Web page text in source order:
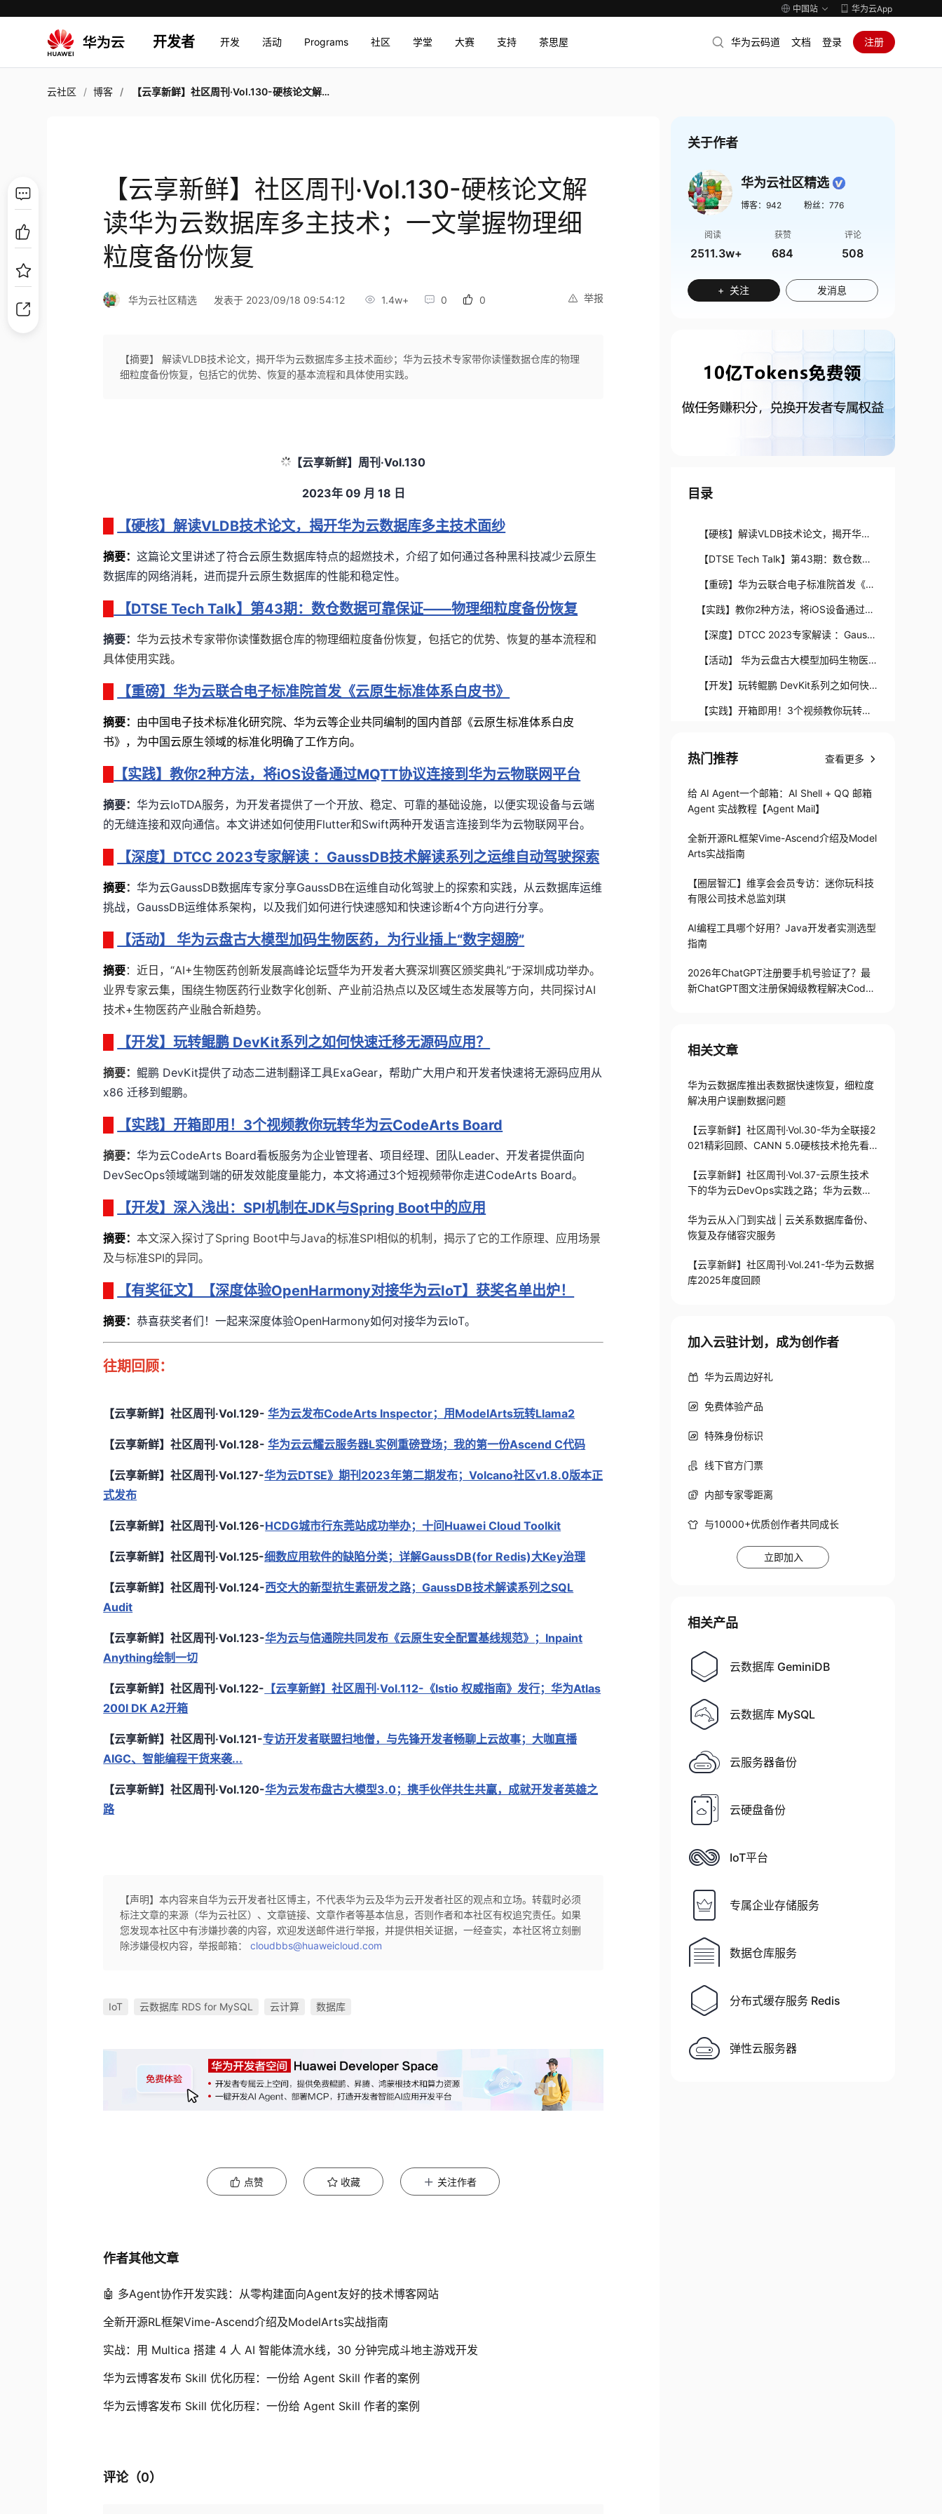
中国站 华为云App
开发者 开发 活动 Programs 社区 学堂 大赛 支持 茶思屋 华为云码道 文档 登录 注册
云社区 博客 【云享新鲜】社区周刊·Vol.130-硬核论文解读华为云数据库多主技术；一文掌握物理细粒度备份恢复
【云享新鲜】社区周刊·Vol.130-硬核论文解
读华为云数据库多主技术；一文掌握物理细
粒度备份恢复
举报
华为云社区精选 发表于 2023/09/18 09:54:12 1.4w+ 0 0
【摘要】 解读VLDB技术论文，揭开华为云数据库多主技术面纱；华为云技术专家带你读懂数据仓库的物理
细粒度备份恢复，包括它的优势、恢复的基本流程和具体使用实践。
【云享新鲜】周刊 ·Vol.130
2023年 09 月 18 日
【硬核】解读VLDB技术论文，揭开华为云数据库多主技术面纱
摘要：这篇论文里讲述了符合云原生数据库特点的超燃技术，介绍了如何通过各种黑科技减少云原生
数据库的网络消耗，进而提升云原生数据库的性能和稳定性。
【DTSE Tech Talk】第43期：数仓数据可靠保证——物理细粒度备份恢复
摘要：华为云技术专家带你读懂数据仓库的物理细粒度备份恢复，包括它的优势、恢复的基本流程和
具体使用实践。
【重磅】华为云联合电子标准院首发《云原生标准体系白皮书》
摘要： 由中国电子技术标准化研究院、华为云等企业共同编制的国内首部 《云原生标准体系白皮
书》 ，为中国云原生领域的标准化明确了工作方向。
【实践】教你2种方法，将iOS设备通过MQTT协议连接到华为云物联网平台
摘要：华为云IoTDA服务，为开发者提供了一个开放、稳定、可靠的基础设施，以便实现设备与云端
的无缝连接和双向通信。本文讲述如何使用Flutter和Swift两种开发语言连接到华为云物联网平台。
【深度】DTCC 2023专家解读 ：GaussDB技术解读系列之运维自动驾驶探索
摘要：华为云GaussDB数据库专家分享GaussDB在运维自动化驾驶上的探索和实践，从云数据库运维
挑战， GaussDB运维体系架构，以及我们如何进行快速感知和快速诊断4个方向进行分享。
【活动】 华为云盘古大模型加码生物医药，为行业插上“数字翅膀”
摘要：近日，“AI+生物医药创新发展高峰论坛暨华为开发者大赛深圳赛区颁奖典礼”于深圳成功举办。
业界专家云集，围绕生物医药行业数字化创新、产业前沿热点以及区域生态发展等方向，共同探讨AI
技术+生物医药产业融合新趋势。
【开发】玩转鲲鹏 DevKit系列之如何快速迁移无源码应用？
摘要：鲲鹏 DevKit提供了动态二进制翻译工具ExaGear，帮助广大用户和开发者快速将无源码应用从
x86 迁移到鲲鹏。
【实践】开箱即用！3个视频教你玩转华为云CodeArts Board
摘要：华为云CodeArts Board看板服务为企业管理者、项目经理、团队Leader、开发者提供面向
DevSecOps领域端到端的研发效能度量能力，本文将通过3个短视频带你走进CodeArts Board。
【开发】深入浅出：SPI机制在JDK与Spring Boot中的应用
摘要：本文深入探讨了Spring Boot中与Java的标准SPI相似的机制，揭示了它的工作原理、应用场景
及与标准SPI的异同。
【有奖征文】【深度体验OpenHarmony对接华为云IoT】获奖名单出炉！
摘要：恭喜获奖者们！一起来深度体验OpenHarmony如何对接华为云IoT。
往期回顾：
【云享新鲜】社区周刊·Vol.129-华为云发布CodeArts Inspector；用ModelArts玩转Llama2
【云享新鲜】社区周刊·Vol.128-华为云云耀云服务器L实例重磅登场；我的第一份Ascend C代码
【云享新鲜】社区周刊·Vol.127-华为云DTSE》期刊2023年第二期发布；Volcano社区v1.8.0版本正
式发布
【云享新鲜】社区周刊·Vol.126-HCDG城市行东莞站成功举办；十问Huawei Cloud Toolkit
【云享新鲜】社区周刊·Vol.125-细数应用软件的缺陷分类；详解GaussDB(for Redis)大Key治理
【云享新鲜】社区周刊·Vol.124-西交大的新型抗生素研发之路；GaussDB技术解读系列之SQL
Audit
【云享新鲜】社区周刊·Vol.123-华为云与信通院共同发布《云原生安全配置基线规范》；Inpaint
Anything绘制一切
【云享新鲜】社区周刊·Vol.122- 【云享新鲜】社区周刊·Vol.112-《Istio 权威指南》发行；华为Atlas
200I DK A2开箱
【云享新鲜】社区周刊·Vol.121-专访开发者联盟扫地僧，与先锋开发者畅聊上云故事；大咖直播
AIGC、智能编程干货来袭...
【云享新鲜】社区周刊·Vol.120-华为云发布盘古大模型3.0；携手伙伴共生共赢，成就开发者英雄之
路
【声明】本内容来自华为云开发者社区博主，不代表华为云及华为云开发者社区的观点和立场。转载时必须
标注文章的来源（华为云社区）、文章链接、文章作者等基本信息，否则作者和本社区有权追究责任。如果
您发现本社区中有涉嫌抄袭的内容，欢迎发送邮件进行举报，并提供相关证据，一经查实，本社区将立刻删
除涉嫌侵权内容，举报邮箱：cloudbbs@huaweicloud.com
IoT 云数据库 RDS for MySQL 云计算 数据库
点赞 收藏 关注作者
作者其他文章
🤖 多Agent协作开发实践：从零构建面向Agent友好的技术博客网站
全新开源RL框架Vime-Ascend介绍及ModelArts实战指南
实战：用 Multica 搭建 4 人 AI 智能体流水线，30 分钟完成斗地主游戏开发
华为云博客发布 Skill 优化历程：一份给 Agent Skill 作者的案例
华为云博客发布 Skill 优化历程：一份给 Agent Skill 作者的案例
评论（0）
关于作者
华为云社区精选
博客： 942 粉丝： 776
阅读
2511.3w+
获赞
684
评论
508
+ 关注 发消息
目录
【硬核】解读VLDB技术论文，揭开华为
云数据库多主技术面纱
【DTSE Tech Talk】第43期：数仓数据
可靠保证——物理细粒度备份恢复
【重磅】华为云联合电子标准院首发《云
原生标准体系白皮书》
【实践】教你2种方法，将iOS设备通过M
QTT协议连接到华为云物联网平台
【深度】DTCC 2023专家解读 ：Gauss
DB技术解读系列之运维自动驾驶探索
【活动】 华为云盘古大模型加码生物医
药，为行业插上“数字翅膀”
【开发】玩转鲲鹏 DevKit系列之如何快
速迁移无源码应用？
【实践】开箱即用！3个视频教你玩转华
ing Boot中的应用
【有奖征文】【深度体验OpenHarmony
往期回顾：
热门推荐 查看更多
给 AI Agent一个邮箱：AI Shell + QQ 邮箱
Agent 实战教程【Agent Mail】
全新开源RL框架Vime-Ascend介绍及Model
Arts实战指南
【圈层智汇】维享会会员专访：迷你玩科技
有限公司技术总监刘琪
AI编程工具哪个好用？Java开发者实测选型
指南
2026年ChatGPT注册要手机号验证了？最
新ChatGPT图文注册保姆级教程解决Codex
相关文章
华为云数据库推出表数据快速恢复，细粒度
解决用户误删数据问题
【云享新鲜】社区周刊·Vol.30-华为全联接2
021精彩回顾、CANN 5.0硬核技术抢先看…
【云享新鲜】社区周刊·Vol.37-云原生技术
下的华为云DevOps实践之路；华为云数据
华为云从入门到实战 | 云关系数据库备份、
恢复及存储容灾服务
【云享新鲜】社区周刊·Vol.241-华为云数据
库2025年度回顾
加入云驻计划，成为创作者
华为云周边好礼
免费体验产品
特殊身份标识
线下官方门票
内部专家零距离
与10000+优质创作者共同成长
立即加入
相关产品
云数据库 GeminiDB
云数据库 MySQL
云服务器备份
云硬盘备份
IoT平台
专属企业存储服务
数据仓库服务
分布式缓存服务 Redis
弹性云服务器